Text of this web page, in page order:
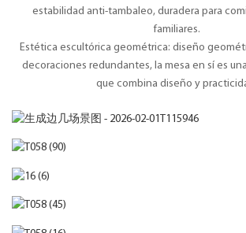
estabilidad anti-tambaleo, duradera para
familiares.
Estética escultórica geométrica: diseño
decoraciones redundantes, la mesa en sí es
que combina diseño y